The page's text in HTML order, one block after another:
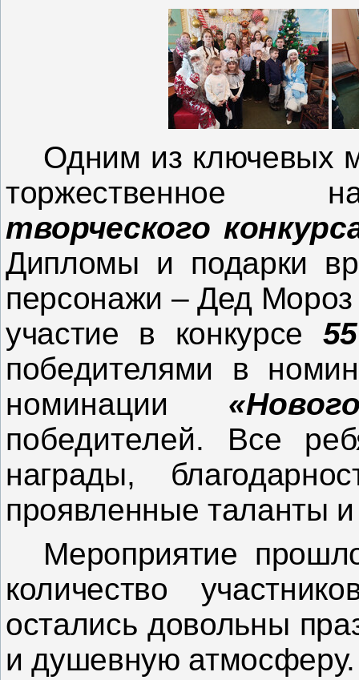
Одним из ключевых
торжественное
творческого
Дипломы и подарки
персонажи – Дед Мороз
участие в конкурсе
победителями в
номинации
победителей. Все
награды,
проявленные таланты
Мероприятие
количество
остались довольны
и душевную атмосферу.